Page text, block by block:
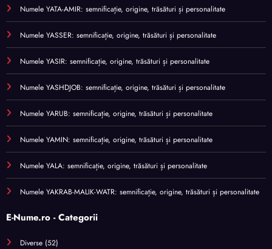
Numele YATA-AMIR: semnificație, origine, trăsături și personalitate
Numele YASSER: semnificație, origine, trăsături și personalitate
Numele YASIR: semnificație, origine, trăsături și personalitate
Numele YASHDJOB: semnificație, origine, trăsături și personalitate
Numele YARUB: semnificație, origine, trăsături și personalitate
Numele YAMIN: semnificație, origine, trăsături și personalitate
Numele YALA: semnificație, origine, trăsături și personalitate
Numele YAKRAB-MALIK-WATR: semnificație, origine, trăsături și personalitate
E-Nume.ro - Categorii
Diverse (52)